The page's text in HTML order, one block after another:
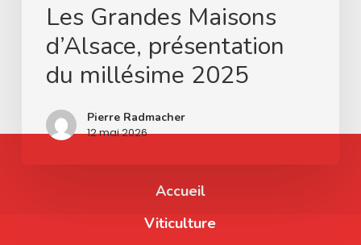
Les Grandes Maisons
d’Alsace, présentation
du millésime 2025
Pierre Radmacher
12 mai 2026
Accueil
Viticulture